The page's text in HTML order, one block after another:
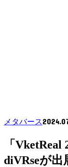
メタバース
「
diVRseが